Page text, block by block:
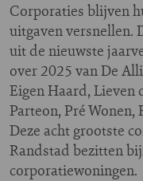
Corporaties blijven
uitgaven versnellen.
uit de nieuwste
over 2025 van De
Eigen Haard, Lieven
Parteon, Pré Wonen,
Deze acht grootste
Randstad bezitten
corporatiewoningen.